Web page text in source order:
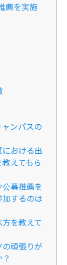
薦を実施
ンパスの
おける出
えてもら
募推薦を
するのは
を教えて
頑張りが